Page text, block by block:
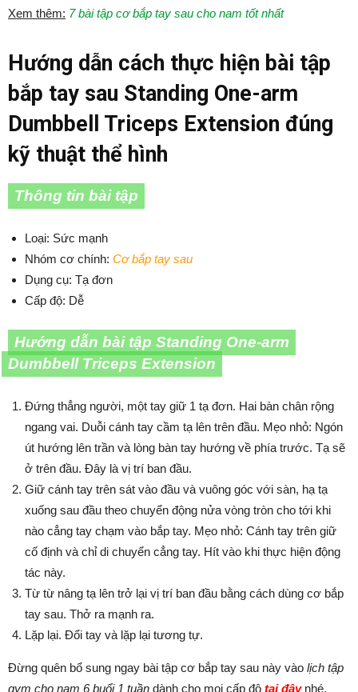
Xem thêm: 7 bài tập cơ bắp tay sau cho nam tốt nhất
Hướng dẫn cách thực hiện bài tập
bắp tay sau Standing One-arm
Dumbbell Triceps Extension đúng
kỹ thuật thể hình
Thông tin bài tập
Loại: Sức mạnh
Nhóm cơ chính: Cơ bắp tay sau
Dụng cụ: Tạ đơn
Cấp độ: Dễ
Hướng dẫn bài tập Standing One-arm
Dumbbell Triceps Extension
Đứng thẳng người, một tay giữ 1 tạ đơn. Hai bàn chân rộng
ngang vai. Duỗi cánh tay cầm tạ lên trên đầu. Mẹo nhỏ: Ngón
út hướng lên trần và lòng bàn tay hướng về phía trước. Tạ sẽ
ở trên đầu. Đây là vị trí ban đầu.
Giữ cánh tay trên sát vào đầu và vuông góc với sàn, hạ tạ
xuống sau đầu theo chuyển động nửa vòng tròn cho tới khi
nào cẳng tay chạm vào bắp tay. Mẹo nhỏ: Cánh tay trên giữ
cố định và chỉ di chuyển cẳng tay. Hít vào khi thực hiện động
tác này.
Từ từ nâng tạ lên trở lại vị trí ban đầu bằng cách dùng cơ bắp
tay sau. Thở ra mạnh ra.
Lặp lại. Đổi tay và lặp lại tương tự.
Đừng quên bổ sung ngay bài tập cơ bắp tay sau này vào lịch tập
gym cho nam 6 buổi 1 tuần dành cho mọi cấp độ tại đâynhé.